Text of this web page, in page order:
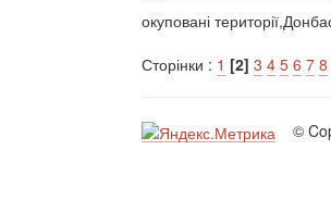
окуповані
Сторінки : 1 [2] 3 4 5 6 7 8
©